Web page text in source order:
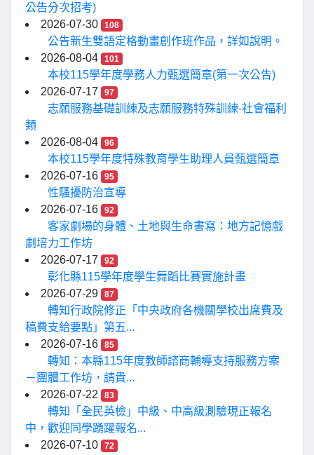
公告分次招考)
2026-07-30
108
公告新生雙語定格動畫創作班作品，詳如說明。
2026-08-04
101
本校115學年度學務人力甄選簡章(第一次公告)
2026-07-17
97
志願服務基礎訓練及志願服務特殊訓練-社會福利
類
2026-08-04
96
本校115學年度特殊教育學生助理人員甄選簡章
2026-07-16
95
性騷擾防治宣導
2026-07-16
92
客家劇場的身體、土地與生命書寫：地方記憶戲
劇培力工作坊
2026-07-17
92
彰化縣115學年度學生舞蹈比賽實施計畫
2026-07-29
87
轉知行政院修正「中央政府各機關學校出席費及
稿費支給要點」第五...
2026-07-16
85
轉知：本縣115年度教師諮商輔導支持服務方案
－團體工作坊，請貴...
2026-07-22
83
轉知「全民英檢」中級、中高級測驗現正報名
中，歡迎同學踴躍報名...
2026-07-10
72